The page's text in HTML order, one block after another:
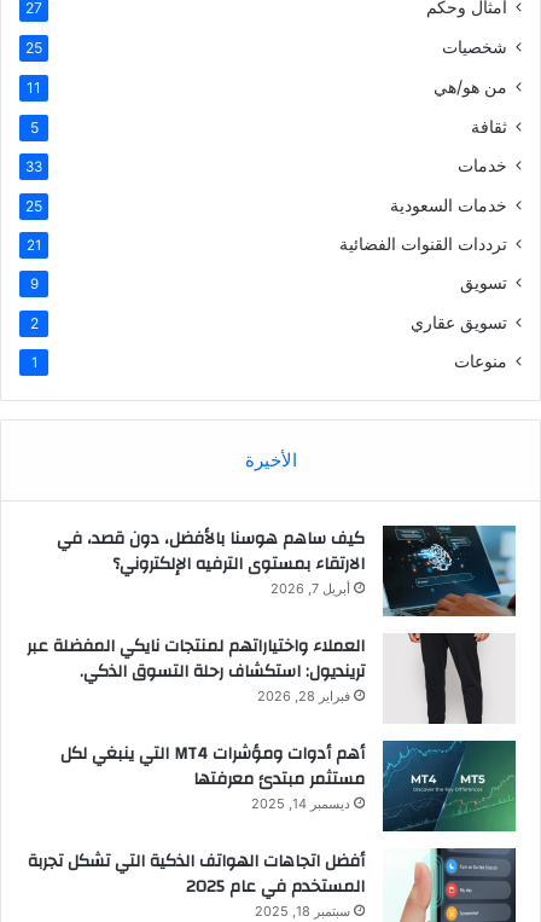
أمثال وحكم 27
شخصيات 25
من هو/هي 11
ثقافة 5
خدمات 33
خدمات السعودية 25
ترددات القنوات الفضائية 21
تسويق 9
تسويق عقاري 2
منوعات 1
الأخيرة
كيف ساهم هوسنا بالأفضل، دون قصد، في
الارتقاء بمستوى الترفيه الإلكتروني؟
أبريل 7, 2026
العملاء واختياراتهم لمنتجات نايكي المفضلة عبر
ترينديول: استكشاف رحلة التسوق الذكي.
فبراير 28, 2026
أهم أدوات ومؤشرات MT4 التي ينبغي لكل
مستثمر مبتدئ معرفتها
ديسمبر 14, 2025
أفضل اتجاهات الهواتف الذكية التي تشكل تجربة
المستخدم في عام 2025
سبتمبر 18, 2025